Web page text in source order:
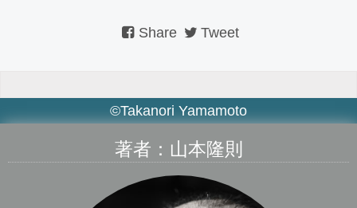
Share Tweet
©Takanori Yamamoto
著者：山本隆則